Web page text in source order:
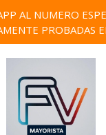
AL NUMERO
PROBADAS